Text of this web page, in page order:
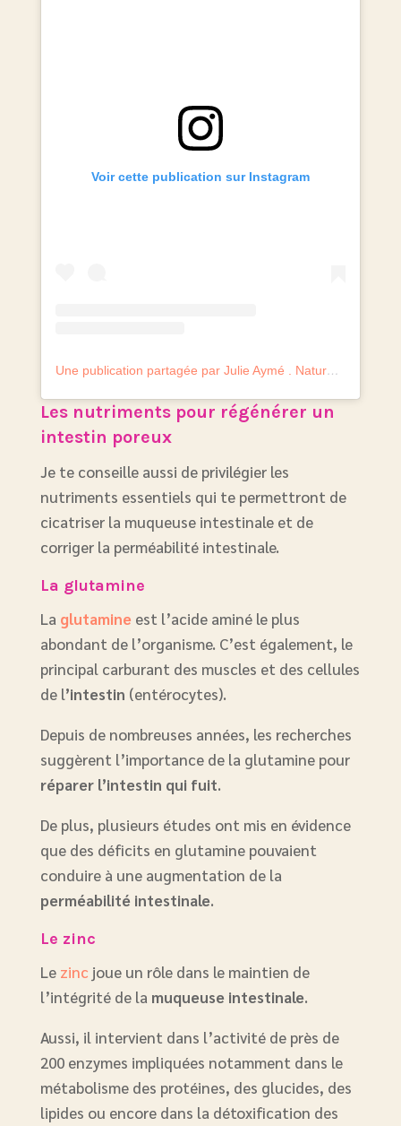
Voir cette publication sur Instagram
Une publication partagée par Julie Aymé . Naturopathe experte perte de poids (@julie.aymelanaturo)
Les nutriments pour régénérer un
intestin poreux
Je te conseille aussi de privilégier les
nutriments essentiels qui te permettront de
cicatriser la muqueuse intestinale et de
corriger la perméabilité intestinale.
La glutamine
La glutamine est l’acide aminé le plus
abondant de l’organisme. C’est également, le
principal carburant des muscles et des cellules
de l’intestin (entérocytes).
Depuis de nombreuses années, les recherches
suggèrent l’importance de la glutamine pour
réparer l’intestin qui fuit.
De plus, plusieurs études ont mis en évidence
que des déficits en glutamine pouvaient
conduire à une augmentation de la
perméabilité intestinale.
Le zinc
Le zinc joue un rôle dans le maintien de
l’intégrité de la muqueuse intestinale.
Aussi, il intervient dans l’activité de près de
200 enzymes impliquées notamment dans le
métabolisme des protéines, des glucides, des
lipides ou encore dans la détoxification des